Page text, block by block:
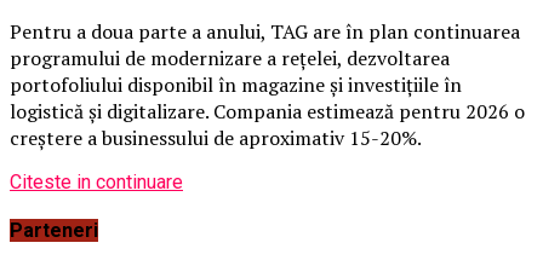
Pentru a doua parte a anului, TAG are în plan continuarea
programului de modernizare a rețelei, dezvoltarea
portofoliului disponibil în magazine și investițiile în
logistică și digitalizare. Compania estimează pentru 2026 o
creștere a businessului de aproximativ 15-20%.
Citeste in continuare
Parteneri